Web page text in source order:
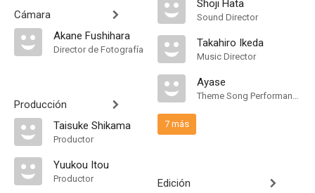
Cámara
Akane Fushihara
Director de Fotografía
Producción
Taisuke Shikama
Productor
Yuukou Itou
Productor
Shoji Hata
Sound Director
Takahiro Ikeda
Music Director
Ayase
Theme Song Performance
7 más
Edición